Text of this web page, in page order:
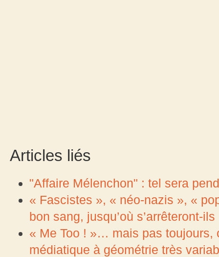
Articles liés
"Affaire Mélenchon" : tel sera
« Fascistes », « néo-nazis », «
bon sang, jusqu’où s’arrêteront-ils
« Me Too ! »… mais pas toujours,
médiatique à géométrie très